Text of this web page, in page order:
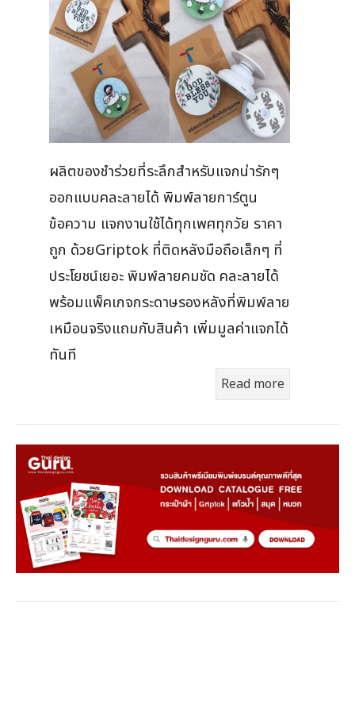
ผลิตของชำร่วยที่ระลึกสำหรับแจกน่ารักๆ
ออกแบบคละลายได้ พิมพ์ลายการ์ตูน
ข้อความ แจกงานใช้ได้ทุกเพศทุกวัย ราคา
ถูก ด้วยGriptok ที่ติดหลังมือถือเล็กๆ ที่
ประโยชน์เยอะ พิมพ์ลายคมชัด คละลายได้
พร้อมแพ็คเกจกระดาษรองหลังที่พิมพ์ลาย
เหมือนจริงแถมกับสินค้า เพิ่มมูลค่าแจกได้
ทันที
Read more